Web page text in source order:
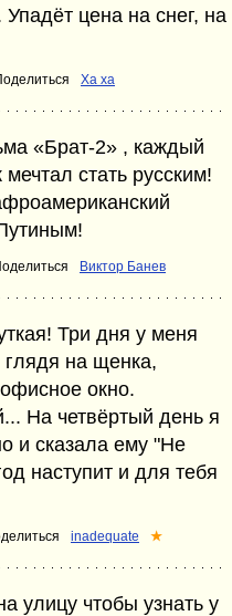
цена на снег, на
Ха ха
«Брат-2» , каждый
стать русским!
Виктор Банев
Три дня у меня
на щенка,
окно.
На четвёртый день я
и сказала ему "Не
наступит и для тебя
inadequate ★
улицу чтобы узнать у